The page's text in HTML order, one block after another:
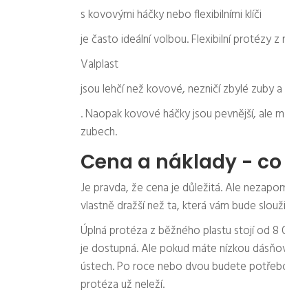
s kovovými háčky nebo flexibilními klíči
je často ideální volbou. Flexibilní protézy z
Valplast
jsou lehčí než kovové, nezničí zbylé zuby
. Naopak kovové háčky jsou pevnější, ale
zubech.
Cena a náklady -
Je pravda, že cena je důležitá. Ale
vlastně dražší než ta, která vám bude
Úplná protéza z běžného plastu stojí od
je dostupná. Ale pokud máte nízkou
ústech. Po roce nebo dvou budete
protéza už neleží.